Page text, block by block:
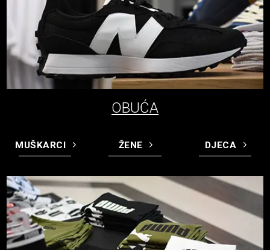
OBUĆA
MUŠKARCI ŽENE DJECA